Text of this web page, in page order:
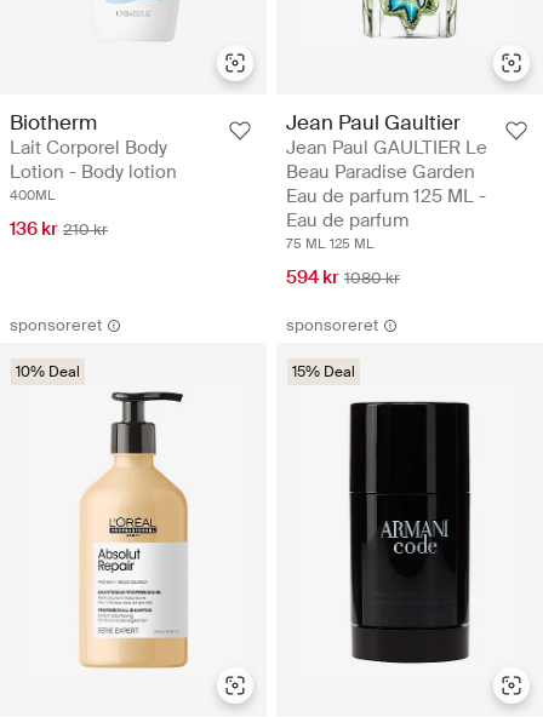
Biotherm
Lait Corporel Body
Lotion - Body lotion
400ML
136 kr 210 kr
Jean Paul Gaultier
Jean Paul GAULTIER Le
Beau Paradise Garden
Eau de parfum 125 ML -
Eau de parfum
75 ML 125 ML
594 kr 1080 kr
sponsoreret
10% Deal
sponsoreret
15% Deal